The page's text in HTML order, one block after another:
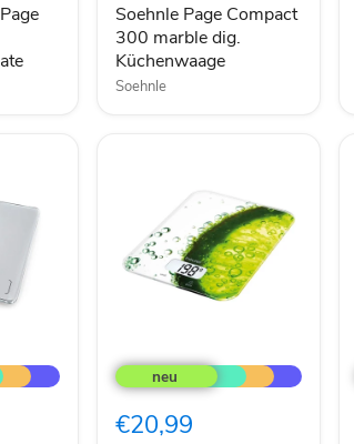
Küchenwaage
Soehnle Page Compact
300 marble dig.
Küchenwaage
Soehnle
KS
19
Küchenwaage
€20,99